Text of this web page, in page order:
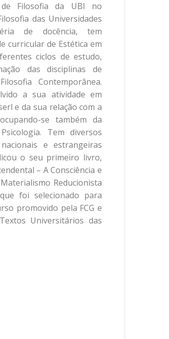
Filosofia da UBI no
das Universidades
de docência, tem
curricular de Estética em
ciclos de estudo,
das disciplinas de
Contemporânea.
a sua atividade em
e da sua relação com a
se também da
Tem diversos
e estrangeiras
o seu primeiro livro,
– A Consciência e
Reducionista
foi selecionado para
promovido pela FCG e
Universitários das